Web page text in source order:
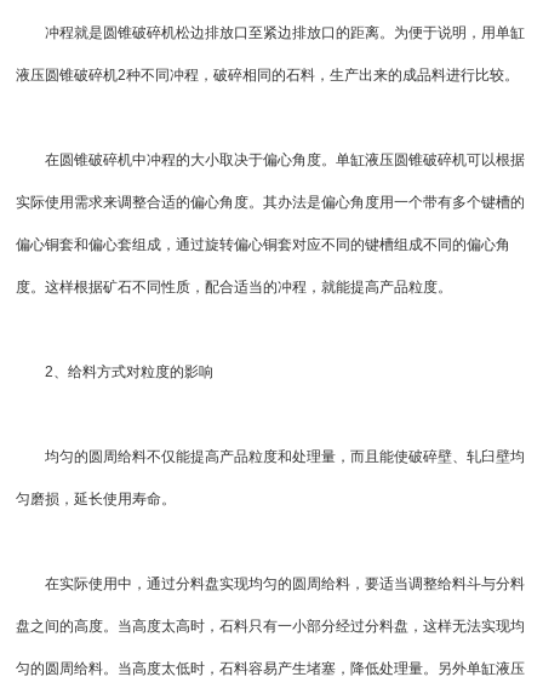
冲程就是 圆锥破碎机松边排放口至紧边排放口的距离。为便于说明，用单缸
液压圆锥破碎机2种不同冲程，破碎相同的石料，生产出来的成品料进行比较。
在圆锥破碎机中冲程的大小取决于偏心角度。单缸液压圆锥破碎机可以根据
实际使用需求来调整合适的偏心角度。其办法是偏心角度用一个带有多个键槽的
偏心铜套和偏心套组成，通过旋转偏心铜套对应不同的键槽组成不同的偏心角
度。这样根据矿石不同性质，配合适当的冲程，就能提高产品粒度。
2、给料方式对粒度的影响
均匀的圆周给料不仅能提高产品粒度和处理量，而且能使破碎壁、轧臼壁均
匀磨损，延长使用寿命。
在实际使用中，通过分料盘实现均匀的圆周给料，要适当调整给料斗与分料
盘之间的高度。当高度太高时，石料只有一小部分经过分料盘，这样无法实现均
匀的圆周给料。当高度太低时，石料容易产生堵塞，降低处理量。另外单缸液压